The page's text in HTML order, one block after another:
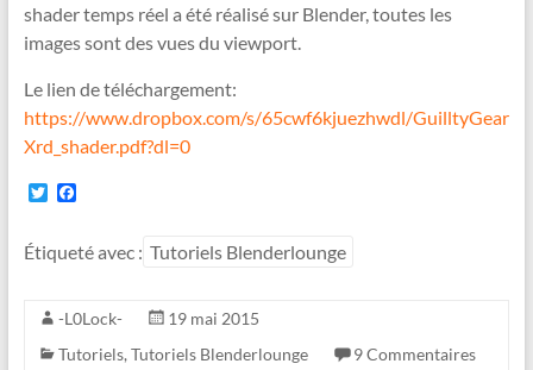
shader temps réel a été réalisé sur Blender, toutes les
images sont des vues du viewport.
Le lien de téléchargement:
https://www.dropbox.com/s/65cwf6kjuezhwdl/GuilltyGear
Xrd_shader.pdf?dl=0
T
t
t
r
F
e
k
Étiqueté avec : Tutoriels Blenderlounge
-L0Lock-
19 mai 2015
Tutoriels, Tutoriels Blenderlounge 9 Commentaires